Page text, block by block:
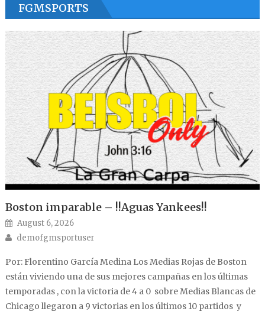
FGMSPORTS
Boston imparable – !!Aguas Yankees!!
Posted on
August 6, 2026
Author
demofgmsportuser
Por: Florentino García Medina Los Medias Rojas de Boston
están viviendo una de sus mejores campañas en los últimas
temporadas , con la victoria de 4 a 0 sobre Medias Blancas de
Chicago llegaron a 9 victorias en los últimos 10 partidos y